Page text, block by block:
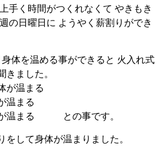
手く時間がつくれなくて やきもき
の日曜日に ようやく薪割りができ
体を温める事ができると 火入れ式
きました。
温まる
温まる
温まる との事です。
して身体が温まりました。